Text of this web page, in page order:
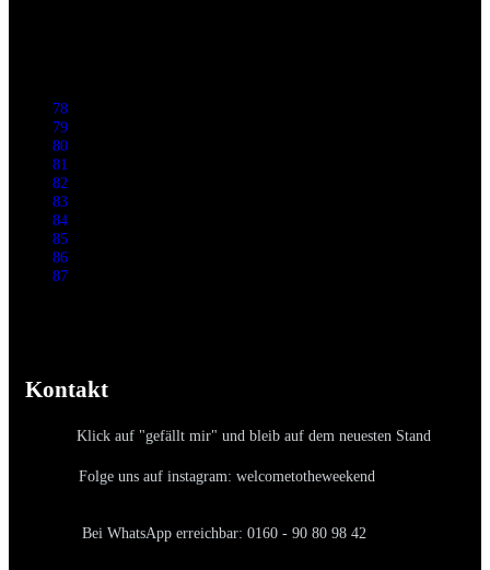
78
79
80
81
82
83
84
85
86
87
Kontakt
Klick auf "gefällt mir" und bleib auf dem neuesten Stand
Folge uns auf instagram: welcometotheweekend
Bei WhatsApp erreichbar: 0160 - 90 80 98 42